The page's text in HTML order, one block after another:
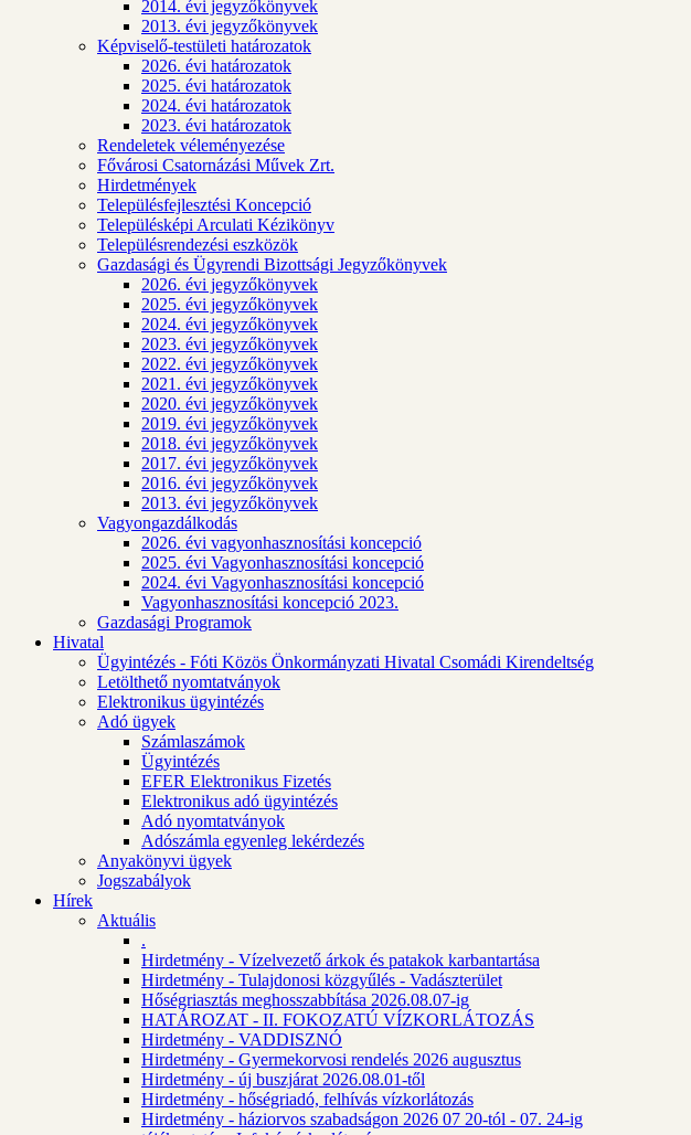
2014. évi jegyzőkönyvek
2013. évi jegyzőkönyvek
Képviselő-testületi határozatok
2026. évi határozatok
2025. évi határozatok
2024. évi határozatok
2023. évi határozatok
Rendeletek véleményezése
Fővárosi Csatornázási Művek Zrt.
Hirdetmények
Településfejlesztési Koncepció
Településképi Arculati Kézikönyv
Településrendezési eszközök
Gazdasági és Ügyrendi Bizottsági Jegyzőkönyvek
2026. évi jegyzőkönyvek
2025. évi jegyzőkönyvek
2024. évi jegyzőkönyvek
2023. évi jegyzőkönyvek
2022. évi jegyzőkönyvek
2021. évi jegyzőkönyvek
2020. évi jegyzőkönyvek
2019. évi jegyzőkönyvek
2018. évi jegyzőkönyvek
2017. évi jegyzőkönyvek
2016. évi jegyzőkönyvek
2013. évi jegyzőkönyvek
Vagyongazdálkodás
2026. évi vagyonhasznosítási koncepció
2025. évi Vagyonhasznosítási koncepció
2024. évi Vagyonhasznosítási koncepció
Vagyonhasznosítási koncepció 2023.
Gazdasági Programok
Hivatal
Ügyintézés - Fóti Közös Önkormányzati Hivatal Csomádi Kirendeltség
Letölthető nyomtatványok
Elektronikus ügyintézés
Adó ügyek
Számlaszámok
Ügyintézés
EFER Elektronikus Fizetés
Elektronikus adó ügyintézés
Adó nyomtatványok
Adószámla egyenleg lekérdezés
Anyakönyvi ügyek
Jogszabályok
Hírek
Aktuális
.
Hirdetmény - Vízelvezető árkok és patakok karbantartása
Hirdetmény - Tulajdonosi közgyűlés - Vadászterület
Hőségriasztás meghosszabbítása 2026.08.07-ig
HATÁROZAT - II. FOKOZATÚ VÍZKORLÁTOZÁS
Hirdetmény - VADDISZNÓ
Hirdetmény - Gyermekorvosi rendelés 2026 augusztus
Hirdetmény - új buszjárat 2026.08.01-től
Hirdetmény - hőségriadó, felhívás vízkorlátozás
Hirdetmény - háziorvos szabadságon 2026 07 20-tól - 07. 24-ig